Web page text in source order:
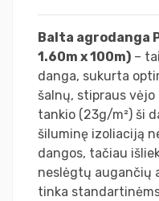
Balta agrodanga
1.60m x 100m) –
danga, sukurta
šalnų, stipraus vėjo
tankio (23g/m²) ši
šiluminę izoliaciją
dangos, tačiau
neslėgtų augančių
tinka